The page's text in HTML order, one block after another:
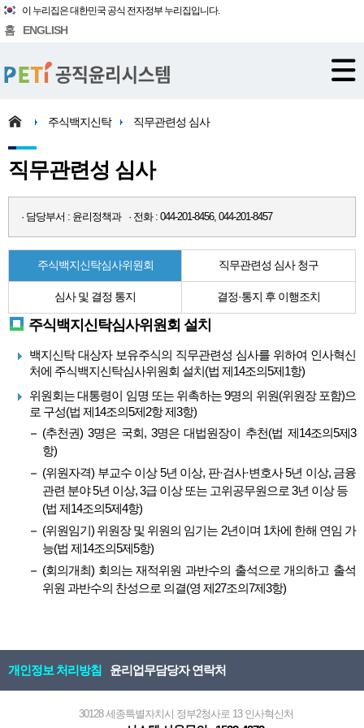
이 누리집은 대한민국 공식 전자정부 누리집입니다.
홈 ENGLISH
주식백지신탁 직무관련성 심사
직무관련성 심사
· 담당부서 : 윤리정책과 · 전화 : 044-201-8456, 044-201-8457
주식백지신탁심사위원회 직무관련성 심사 청구
심사 및 결정 통지 결정·통지 후 이행조치
주식백지신탁심사위원회 설치
백지신탁 대상자 보유주식의 직무관련성 심사를 위하여 인사혁신
처에 주식백지신탁심사위원회 설치(법 제14조의5제1항)
위원회는 대통령이 임명 또는 위촉하는 9명의 위원(위원장 포함)으
로 구성(법 제14조의5제2항 제3항)
(추천권) 3명은 국회, 3명은 대법원장이 추천(법 제14조의5제3
항)
(위원자격) 부교수 이상 5년 이상, 판·검사·변호사 5년 이상, 금융
관련 분야 5년 이상, 3급 이상 또는 고위공무원으로 3년 이상 등
(법 제14조의5제4항)
(위원임기) 위원장 및 위원의 임기는 2년이며 1차에 한해 연임 가
능(법 제14조의5제5항)
(회의개최) 회의는 재적위원 과반수의 출석으로 개의하고 출석
위원 과반수의 찬성으로 의결(영 제27조의7제3항)
개인정보 처리방침 윤리업무담당자 연락처
30128 세종특별자치시 정부2청사로 13 인사혁신처